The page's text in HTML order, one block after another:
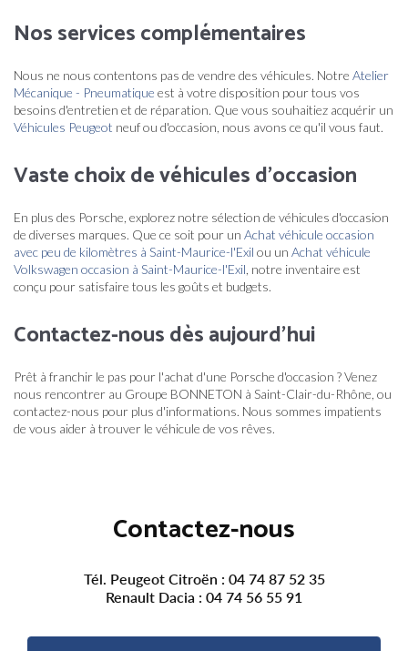
Nos services complémentaires
Nous ne nous contentons pas de vendre des véhicules. Notre Atelier
Mécanique - Pneumatique est à votre disposition pour tous vos
besoins d'entretien et de réparation. Que vous souhaitiez acquérir un
Véhicules Peugeot neuf ou d'occasion, nous avons ce qu'il vous faut.
Vaste choix de véhicules d'occasion
En plus des Porsche, explorez notre sélection de véhicules d'occasion
de diverses marques. Que ce soit pour un Achat véhicule occasion
avec peu de kilomètres à Saint-Maurice-l'Exil ou un Achat véhicule
Volkswagen occasion à Saint-Maurice-l'Exil , notre inventaire est
conçu pour satisfaire tous les goûts et budgets.
Contactez-nous dès aujourd'hui
Prêt à franchir le pas pour l'achat d'une Porsche d'occasion ? Venez
nous rencontrer au Groupe BONNETON à Saint-Clair-du-Rhône, ou
contactez-nous pour plus d'informations. Nous sommes impatients
de vous aider à trouver le véhicule de vos rêves.
Contactez-nous
Tél. Peugeot Citroën : 04 74 87 52 35
Renault Dacia : 04 74 56 55 91